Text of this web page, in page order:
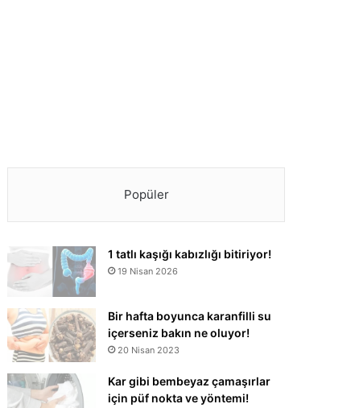
Popüler
1 tatlı kaşığı kabızlığı bitiriyor!
19 Nisan 2026
Bir hafta boyunca karanfilli su
içerseniz bakın ne oluyor!
20 Nisan 2023
Kar gibi bembeyaz çamaşırlar
için püf nokta ve yöntemi!